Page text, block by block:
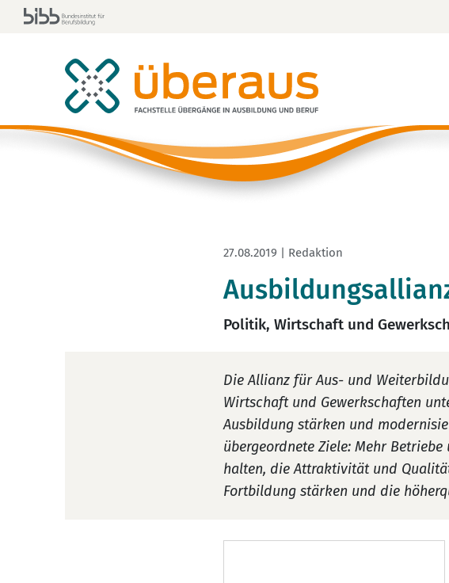
27.08.2019 | Redaktion
Politik, Wirtschaft und
Die Allianz für Aus- und
Wirtschaft und Gewerkschaften
Ausbildung stärken und
übergeordnete Ziele: Mehr
halten, die Attraktivität und
Fortbildung stärken und die